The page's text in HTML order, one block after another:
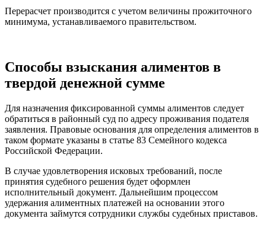
Перерасчет производится с учетом величины прожиточного
минимума, устанавливаемого правительством.
Способы взыскания алиментов в
твердой денежной сумме
Для назначения фиксированной суммы алиментов следует
обратиться в районный суд по адресу проживания подателя
заявления. Правовые основания для определения алиментов в
таком формате указаны в статье 83 Семейного кодекса
Российской Федерации.
В случае удовлетворения исковых требований, после
принятия судебного решения будет оформлен
исполнительный документ. Дальнейшим процессом
удержания алиментных платежей на основании этого
документа займутся сотрудники службы судебных приставов.